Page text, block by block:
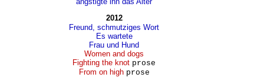
2012
Freund, schmutziges Wort
Es wartete
Frau und Hund
Women and dogs
Fighting the knot prose
From on high prose